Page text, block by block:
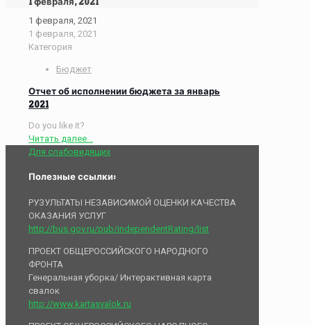
1 февраля, 2021
1 февраля, 2021
Категория
Бюджет
Отчет об исполнении бюджета за январь
2021
Do you like it?
Читать далее...
Для слабовидящих
Полезные ссылки:
РУЗУЛЬТАТЫ НЕЗАВИСИМОЙ ОЦЕНКИ КАЧЕСТВА
ОКАЗАНИЯ УСЛУГ
http://bus.gov.ru/pub/independentRating/list
ПРОЕКТ ОБЩЕРОССИЙСКОГО НАРОДНОГО
ФРОНТА
Генеральная уборка/ Интерактивная карта
свалок
http://www.kartasvalok.ru